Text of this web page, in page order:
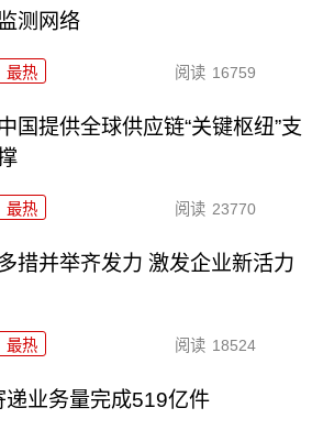
测网络
最热 阅读 16759
国提供全球供应链“关键枢纽”支
最热 阅读 23770
措并举齐发力 激发企业新活力
最热 阅读 18524
业务量完成519亿件